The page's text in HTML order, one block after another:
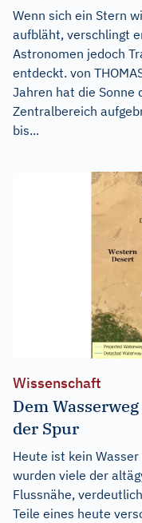
Wenn sich ein Stern
aufbläht, verschlingt
Astronomen jedoch
entdeckt. von
Jahren hat die Sonne
Zentralbereich
bis...
Wissenschaft
Dem
der Spur
Heute ist kein
wurden viele der
Flussnähe,
Teile eines heute